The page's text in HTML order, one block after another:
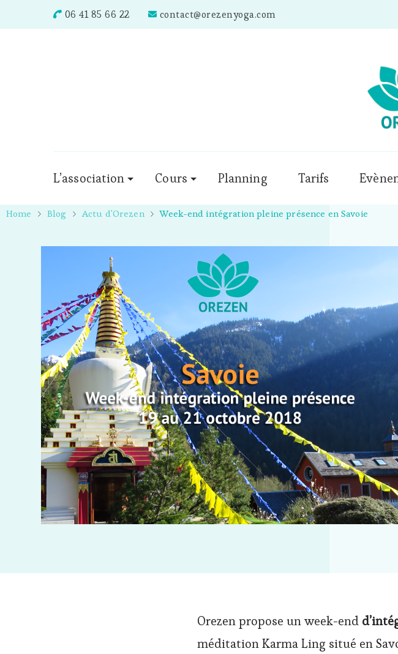
06 41 85 66 22 contact@orezenyoga.com
L’association Cours Planning Tarifs
Home Blog Actu d'Orezen Week-end intégration pleine présence en Savoie
Orezen propose un week-end
méditation Karma Ling situé en